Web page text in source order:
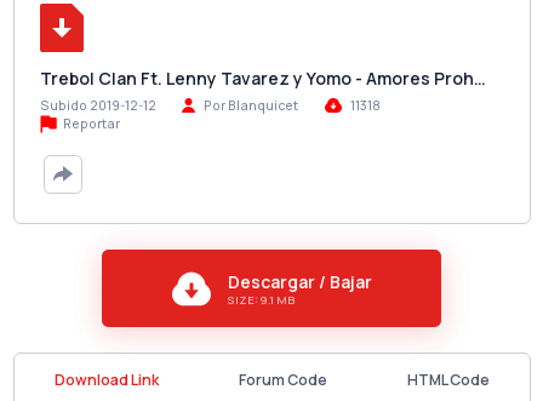
Trebol Clan Ft. Lenny Tavarez y Yomo - Amores Proh…
Subido 2019-12-12 Por Blanquicet
11318
Reportar
Descargar / Bajar
SIZE: 9.1 MB
Download Link Forum Code HTML Code